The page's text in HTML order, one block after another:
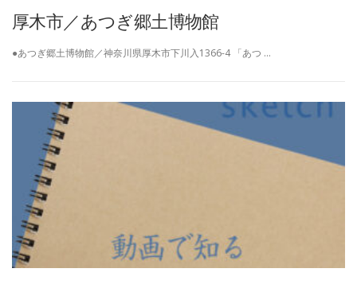
厚木市／あつぎ郷土博物館
●あつぎ郷土博物館／神奈川県厚木市下川入1366-4 「あつ …